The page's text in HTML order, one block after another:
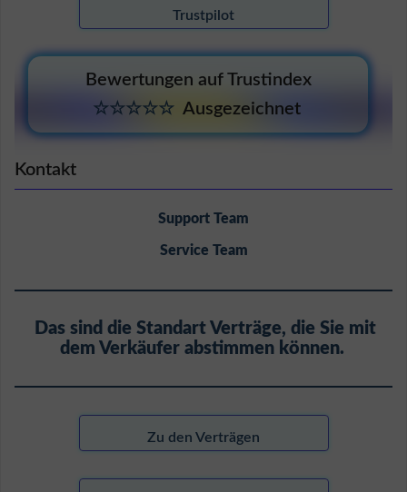
Trustpilot
Bewertungen auf Trustindex
☆☆☆☆☆ Ausgezeichnet
Kontakt
Support Team
Service Team
Das sind die Standart Verträge, die Sie mit
dem Verkäufer abstimmen können.
Zu den Verträgen